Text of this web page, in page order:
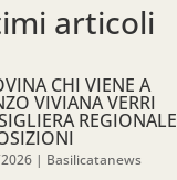
articoli
CHI VIENE A
VIVIANA VERRI
REGIONALE
| Basilicatanews